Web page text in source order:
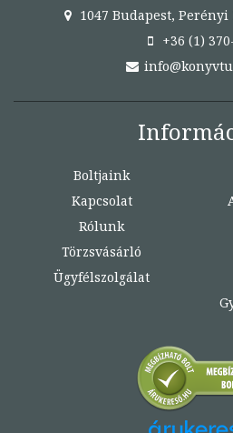
1047 Budapest,
+36 (1)
Boltjaink
Kapcsolat
Rólunk
Törzsvásárló
Ügyfélszolgálat